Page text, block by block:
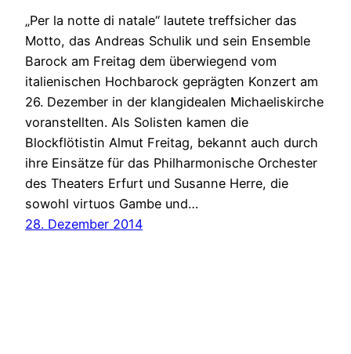
„Per la notte di natale“ lautete treffsicher das
Motto, das Andreas Schulik und sein Ensemble
Barock am Freitag dem überwiegend vom
italienischen Hochbarock geprägten Konzert am
26. Dezember in der klangidealen Michaeliskirche
voranstellten. Als Solisten kamen die
Blockflötistin Almut Freitag, bekannt auch durch
ihre Einsätze für das Philharmonische Orchester
des Theaters Erfurt und Susanne Herre, die
sowohl virtuos Gambe und…
28. Dezember 2014